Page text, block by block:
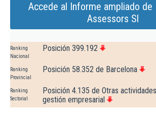
Accede al Informe ampliado de
Assessors Sl
Ranking
Nacional
Posición 399.192
Ranking
Provincial
Posición 58.352 de Barcelona
Ranking
Sectorial
Posición 4.135 de Otras
gestión empresarial